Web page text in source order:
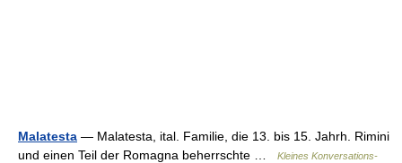
Malatesta — Malatesta, ital. Familie, die 13. bis 15. Jahrh. Rimini
und einen Teil der Romagna beherrschte …
Kleines Konversations-